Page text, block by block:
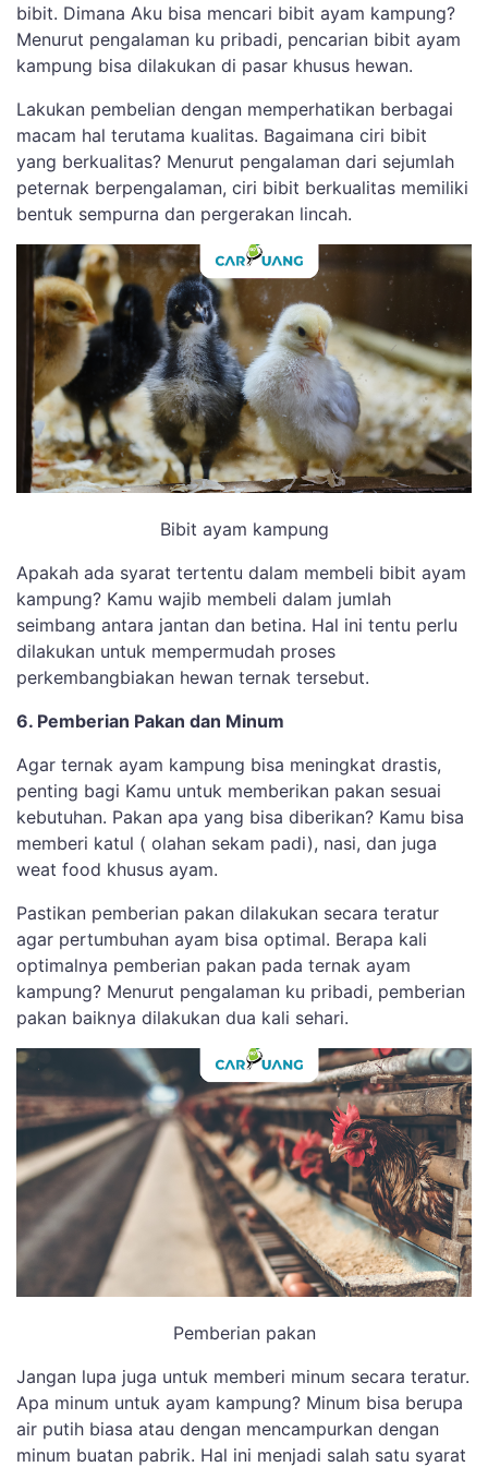
bibit. Dimana Aku bisa mencari bibit ayam kampung?
Menurut pengalaman ku pribadi, pencarian bibit ayam
kampung bisa dilakukan di pasar khusus hewan.
Lakukan pembelian dengan memperhatikan berbagai
macam hal terutama kualitas. Bagaimana ciri bibit
yang berkualitas? Menurut pengalaman dari sejumlah
peternak berpengalaman, ciri bibit berkualitas memiliki
bentuk sempurna dan pergerakan lincah.
Bibit ayam kampung
Apakah ada syarat tertentu dalam membeli bibit ayam
kampung? Kamu wajib membeli dalam jumlah
seimbang antara jantan dan betina. Hal ini tentu perlu
dilakukan untuk mempermudah proses
perkembangbiakan hewan ternak tersebut.
6. Pemberian Pakan dan Minum
Agar ternak ayam kampung bisa meningkat drastis,
penting bagi Kamu untuk memberikan pakan sesuai
kebutuhan. Pakan apa yang bisa diberikan? Kamu bisa
memberi katul ( olahan sekam padi), nasi, dan juga
weat food khusus ayam.
Pastikan pemberian pakan dilakukan secara teratur
agar pertumbuhan ayam bisa optimal. Berapa kali
optimalnya pemberian pakan pada ternak ayam
kampung? Menurut pengalaman ku pribadi, pemberian
pakan baiknya dilakukan dua kali sehari.
Pemberian pakan
Jangan lupa juga untuk memberi minum secara teratur.
Apa minum untuk ayam kampung? Minum bisa berupa
air putih biasa atau dengan mencampurkan dengan
minum buatan pabrik. Hal ini menjadi salah satu syarat